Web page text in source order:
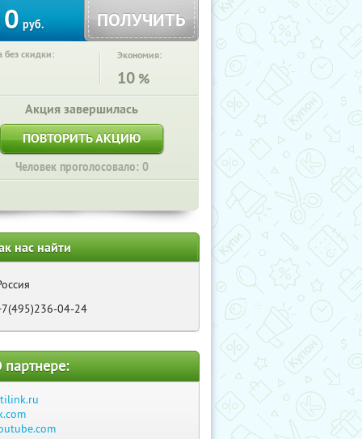
0 руб. ПОЛУЧИТЬ
без скидки: Экономия:
10 %
Акция завершилась
ПОВТОРИТЬ АКЦИЮ
Человек проголосовало: 0
нас найти
04-24
партнере: